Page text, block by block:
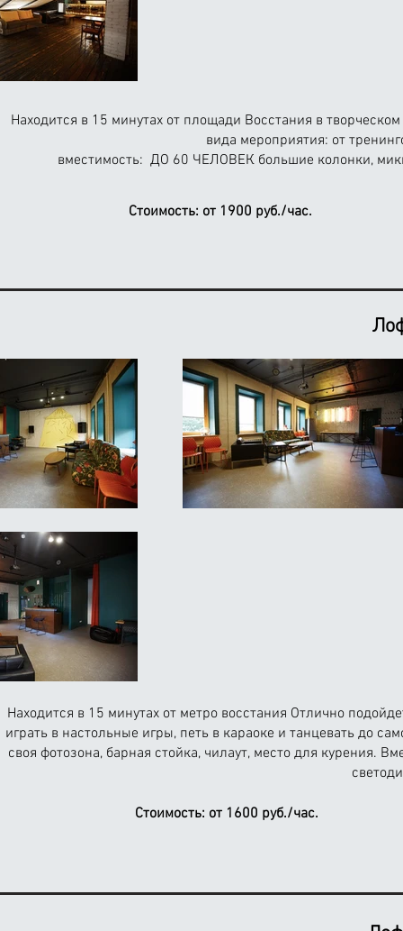
Находится в 15 минутах от площади Восстания в
вида мероприятия: от
вместимость: ДО 60 ЧЕЛОВЕК большие колонки,
Стоимость: от 1900 руб./час.
Находится в 15 минутах от метро восстания Отлично
играть в настольные игры, петь в караоке и танцевать до
своя фотозона, барная стойка, чилаут, место для курения.
Стоимость: от 1600 руб./час.